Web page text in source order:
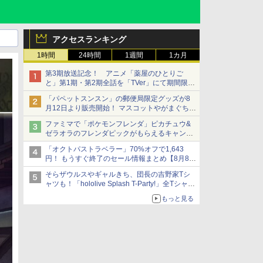
アクセスランキング
1時間 24時間 1週間 1カ月
第3期放送記念！ アニメ「薬屋のひとりご
と」第1期・第2期全話を「TVer」にて期間限定
で順次無料配信開始
「パペットスンスン」の郵便局限定グッズが8
月12日より販売開始！ マスコットやがまぐち、
レターセットなどが登場
ファミマで「ポケモンフレンダ」ピカチュウ&
ゼラオラのフレンダピックがもらえるキャンペ
ーン開催！
「オクトパストラベラー」70%オフで1,643
円！ もうすぐ終了のセール情報まとめ【8月8日
更新】
ニンテンドーeショップでは「大神 絶景版」が
67%オフで990円
そらザウルスやギャルきち、団長の吉野家Tシ
ャツも！「hololive Splash T-Party!」全Tシャツ
ラインナップ公開＆オンライン販売開始
もっと見る